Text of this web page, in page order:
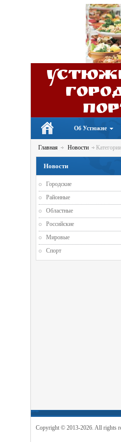
Об Устюжне
Главная Новости Категории
Новости
Городские
Районные
Областные
Российские
Мировые
Спорт
Copyright © 2013-2026. All rights